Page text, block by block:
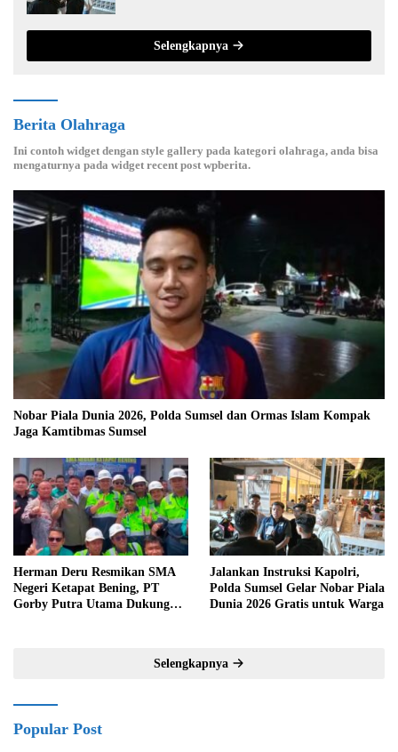
Selengkapnya
Berita Olahraga
Ini contoh widget dengan style gallery pada kategori olahraga, anda bisa
mengaturnya pada widget recent post wpberita.
Nobar Piala Dunia 2026, Polda Sumsel dan Ormas Islam Kompak
Jaga Kamtibmas Sumsel
Herman Deru Resmikan SMA
Negeri Ketapat Bening, PT
Gorby Putra Utama Dukung
Jalankan Instruksi Kapolri,
Polda Sumsel Gelar Nobar Piala
Dunia 2026 Gratis untuk Warga
Selengkapnya
Popular Post